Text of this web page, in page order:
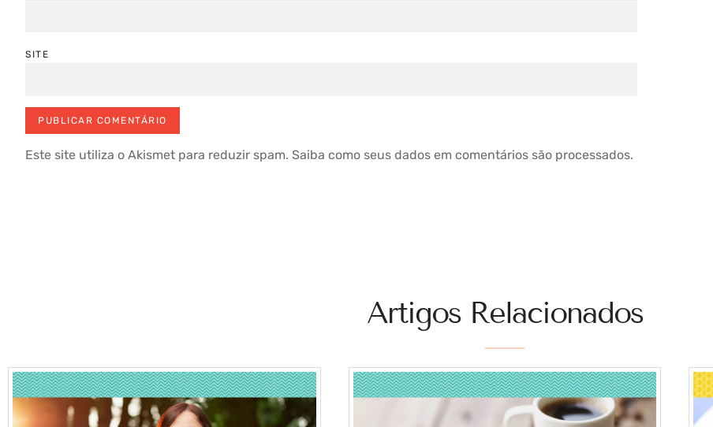
SITE
Este site utiliza o Akismet para reduzir spam. Saiba como seus dados em comentários são processados.
Artigos Relacionados